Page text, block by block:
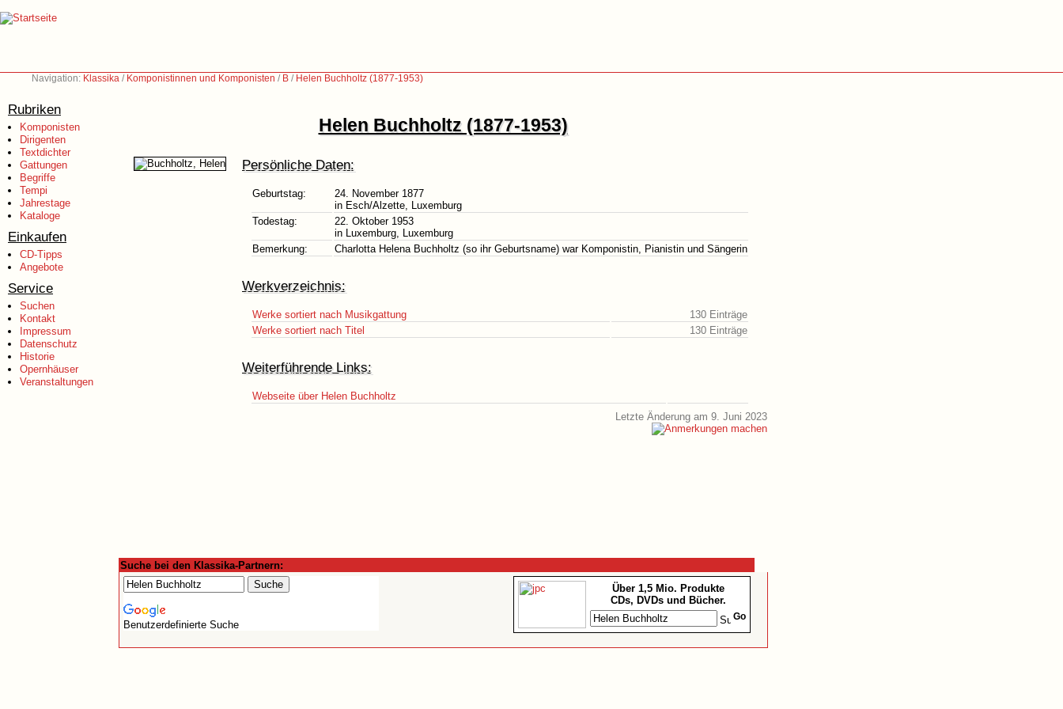
Navigation: Klassika / Komponistinnen und Komponisten / B / Helen Buchholtz (1877-1953)
Rubriken
Komponisten
Dirigenten
Textdichter
Gattungen
Begriffe
Tempi
Jahrestage
Kataloge
Einkaufen
CD-Tipps
Angebote
Service
Suchen
Kontakt
Impressum
Datenschutz
Historie
Opernhäuser
Veranstaltungen
Helen Buchholtz (1877-1953)
Persönliche Daten:
Geburtstag:
24. November 1877
in Esch/Alzette, Luxemburg
Todestag:
22. Oktober 1953
in Luxemburg, Luxemburg
Bemerkung:
Charlotta Helena Buchholtz (so ihr Geburtsname) war Komponistin, Pianistin und Sängerin
Werkverzeichnis:
Werke sortiert nach Musikgattung
130 Einträge
Werke sortiert nach Titel
130 Einträge
Weiterführende Links:
Webseite über Helen Buchholtz
Letzte Änderung am 9. Juni 2023
Suche bei den Klassika-Partnern:
Benutzerdefinierte Suche
Über 1,5 Mio. Produkte
CDs, DVDs und Bücher.
Go